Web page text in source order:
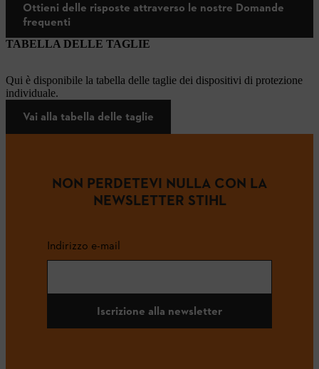
Ottieni delle risposte attraverso le nostre Domande
frequenti
TABELLA DELLE TAGLIE
Qui è disponibile la tabella delle taglie dei dispositivi di protezione
individuale.
Vai alla tabella delle taglie
NON PERDETEVI NULLA CON LA
NEWSLETTER STIHL
Indirizzo e-mail
Iscrizione alla newsletter